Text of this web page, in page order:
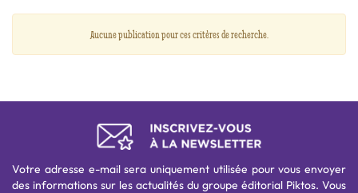
Aucune publication pour ces critères de recherche.
Votre adresse e-mail sera uniquement utilisée pour vous envoyer
des informations sur les actualités du groupe éditorial Piktos. Vous